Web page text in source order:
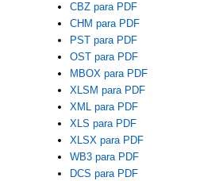
CBZ para PDF
CHM para PDF
PST para PDF
OST para PDF
MBOX para PDF
XLSM para PDF
XML para PDF
XLS para PDF
XLSX para PDF
WB3 para PDF
DCS para PDF